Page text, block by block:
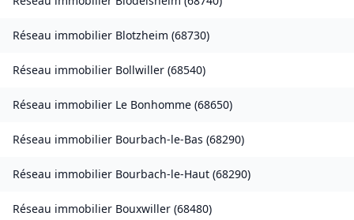
Réseau immobilier Blotzheim (68730)
Réseau immobilier Bollwiller (68540)
Réseau immobilier Le Bonhomme (68650)
Réseau immobilier Bourbach-le-Bas (68290)
Réseau immobilier Bourbach-le-Haut (68290)
Réseau immobilier Bouxwiller (68480)